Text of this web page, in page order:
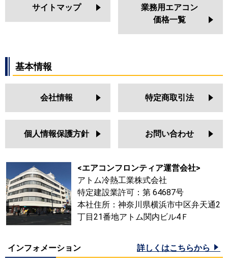
サイトマップ
業務用エアコン
価格一覧
基本情報
会社情報 特定商取引法
個人情報保護方針 お問い合わせ
<エアコンフロンティア運営会社>
アトム冷熱工業株式会社
特定建設業許可：第 64687号
本社住所：神奈川県横浜市中区弁天通2
丁目21番地アトム関内ビル4Ｆ
インフォメーション 詳しくはこちらから